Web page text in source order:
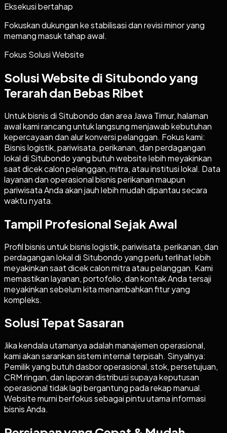
Eksekusi bertahap
Fokuskan dukungan ke stabilisasi dan revisi minor yang
memang masuk tahap awal.
Fokus Solusi Website
Solusi Website di Situbondo yang
Terarah dan Bebas Ribet
Untuk bisnis di Situbondo dan area Jawa Timur, halaman
awal kami rancang untuk langsung menjawab kebutuhan
kepercayaan dan alur konversi pelanggan. Fokus kami:
Bisnis logistik, pariwisata, perikanan, dan perdagangan
lokal di Situbondo yang butuh website lebih meyakinkan
saat dicek calon pelanggan, mitra, atau institusi lokal. Data
layanan dan operasional bisnis perikanan maupun
pariwisata Anda akan jauh lebih mudah dipantau secara
waktu nyata.
Tampil Profesional Sejak Awal
Profil bisnis untuk bisnis logistik, pariwisata, perikanan, dan
perdagangan lokal di Situbondo yang perlu terlihat lebih
meyakinkan saat dicek calon mitra atau pelanggan. Kami
memastikan layanan, portofolio, dan kontak Anda tersaji
meyakinkan sebelum kita menambahkan fitur yang
kompleks.
Solusi Tepat Sasaran
Jika kendala utamanya adalah manajemen operasional,
kami akan sarankan sistem internal terpisah. Sinyalnya:
Pemilik yang butuh dasbor operasional, stok, persetujuan,
CRM ringan, dan laporan distribusi supaya keputusan
operasional tidak lagi bergantung pada rekap manual.
Website murni berfokus sebagai pintu utama informasi
bisnis Anda.